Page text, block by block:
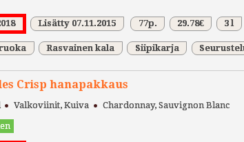
Lisätty 07.11.2015 77p. 29.78€ 3 l
Rasvainen kala Siipikarja
Crisp hanapakkaus
Valkoviinit, Kuiva Chardonnay, Sauvignon Blanc